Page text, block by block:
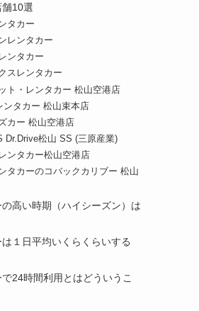
10選
タカー
レンタカー
ンタカー
スレンタカー
ト・レンタカー 松山空港店
ンタカー 松山束本店
カー 松山空港店
Dr.Drive松山 SS (三原産業)
ンタカー松山空港店
タカーのコバックカリブー 松山
の高い時期（ハイシーズン）は
１日平均いくらくらいする
24時間利用とはどういうこ